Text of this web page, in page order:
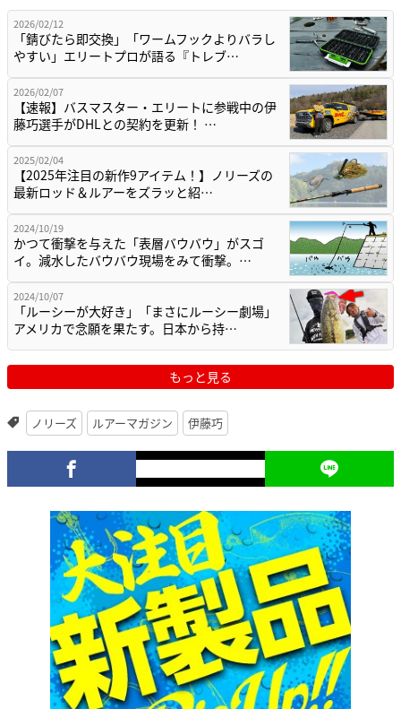
2026/02/12
「錆びたら即交換」「ワームフックよりバラし
やすい」エリートプロが語る『トレブ…
2026/02/07
【速報】バスマスター・エリートに参戦中の伊
藤巧選手がDHLとの契約を更新！ …
2025/02/04
【2025年注目の新作9アイテム！】ノリーズの
最新ロッド＆ルアーをズラッと紹…
2024/10/19
かつて衝撃を与えた「表層バウバウ」がスゴ
イ。減水したバウバウ現場をみて衝撃。…
2024/10/07
「ルーシーが大好き」「まさにルーシー劇場」
アメリカで念願を果たす。日本から持…
もっと見る
ノリーズ ルアーマガジン 伊藤巧